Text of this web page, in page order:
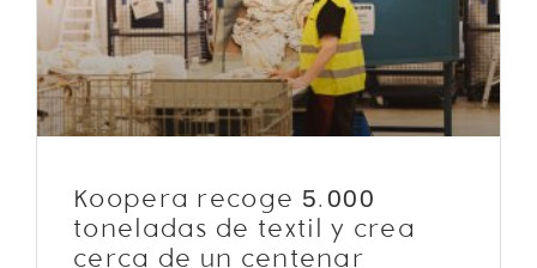
Koopera recoge 5.000
toneladas de textil y crea
cerca de un centenar